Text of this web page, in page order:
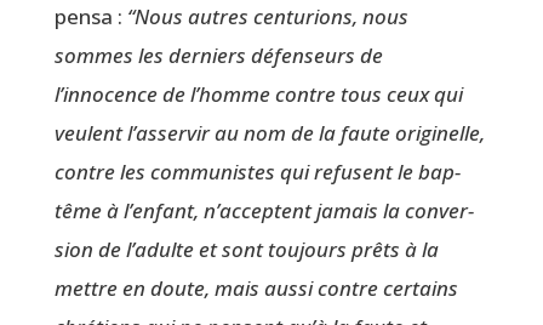
pen­sa : “Nous autres cen­tu­rions, nous
sommes les der­niers défen­seurs de
l’innocence de l’homme contre tous ceux qui
veulent l’asservir au nom de la faute ori­gi­nelle,
contre les com­mu­nistes qui refusent le bap­
tême à l’enfant, n’acceptent jamais la conver­
sion de l’adulte et sont tou­jours prêts à la
mettre en doute, mais aus­si contre cer­tains